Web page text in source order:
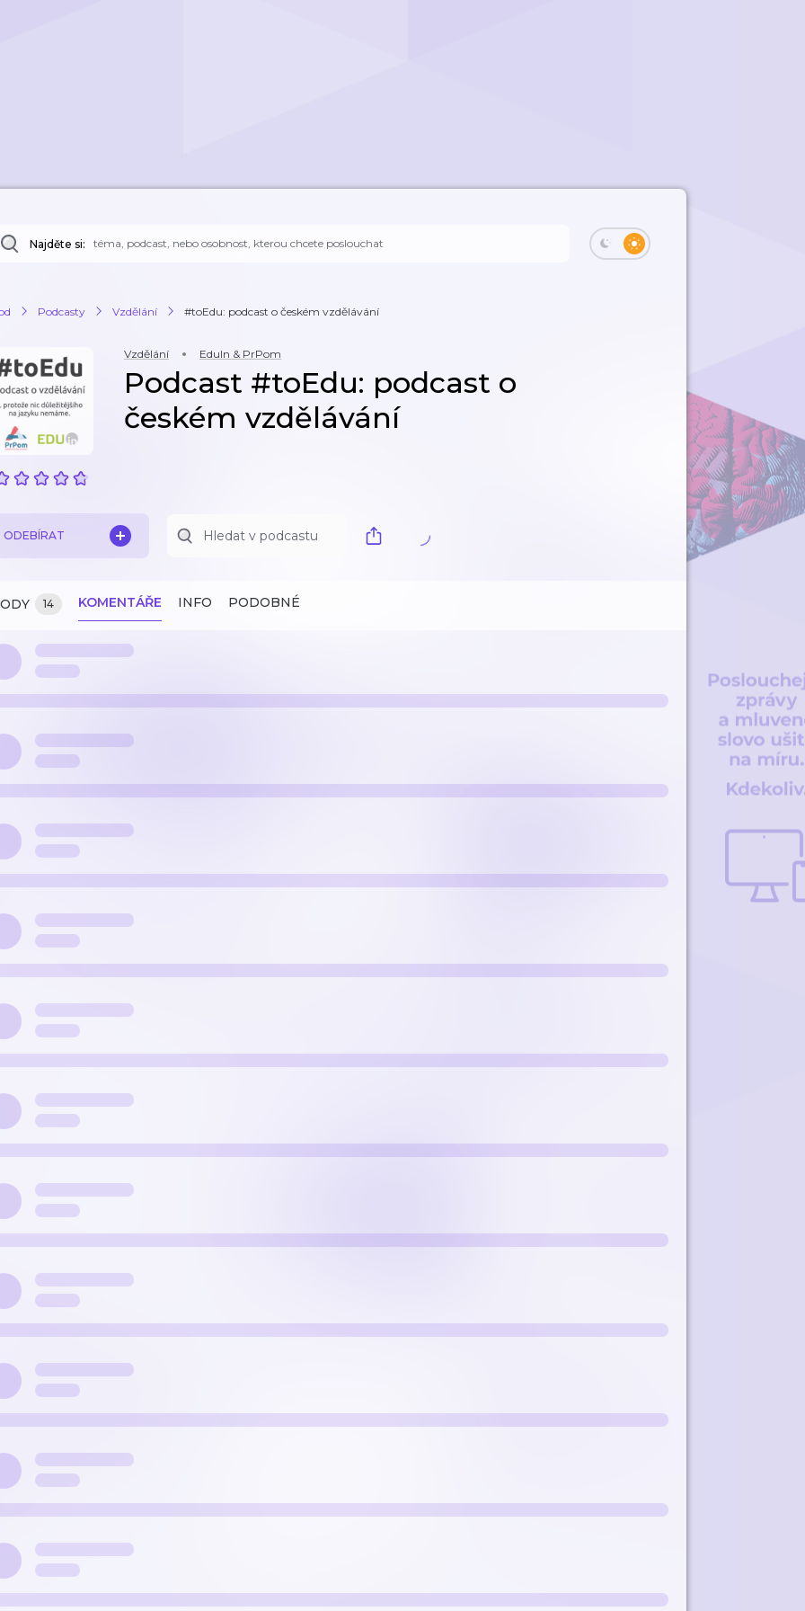
Najděte si:
Podcasty Vzdělání #toEdu: podcast o českém vzdělávání
Vzdělání EduIn & PrPom
Podcast #toEdu: podcast o
českém vzdělávání
ODEBÍRAT
14 KOMENTÁŘE INFO PODOBNÉ